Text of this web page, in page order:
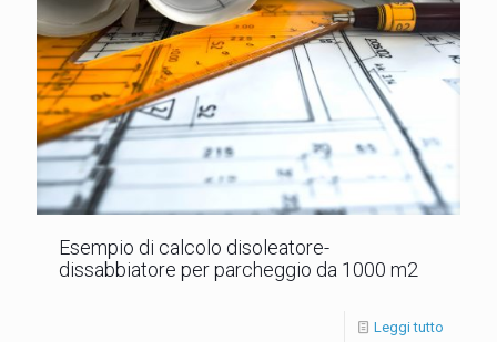
Esempio di calcolo disoleatore-
dissabbiatore per parcheggio da 1000 m2
Leggi tutto